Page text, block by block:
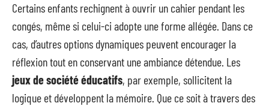
Certains enfants rechignent à ouvrir un cahier pendant les
congés, même si celui-ci adopte une forme allégée. Dans ce
cas, d’autres options dynamiques peuvent encourager la
réflexion tout en conservant une ambiance détendue. Les
jeux de société éducatifs, par exemple, sollicitent la
logique et développent la mémoire. Que ce soit à travers des